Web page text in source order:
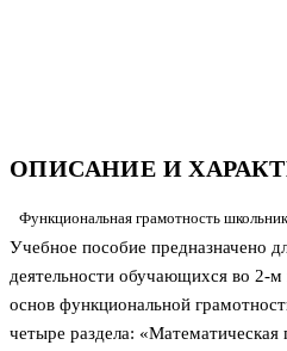
ОПИСАНИЕ И
Функциональная грамотность
Учебное пособие предназначено
деятельности обучающихся во 2-
основ функциональной
четыре раздела: «Математическая